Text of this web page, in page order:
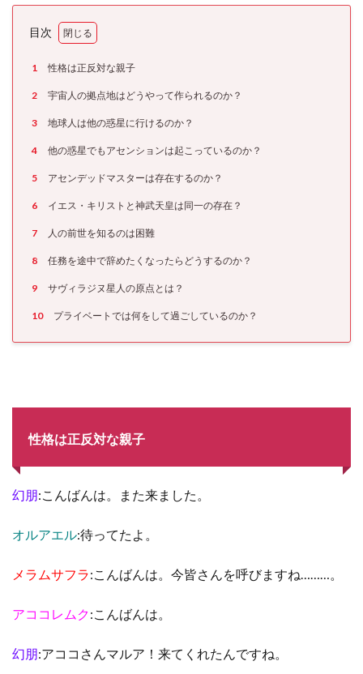
目次
1 性格は正反対な親子
2 宇宙人の拠点地はどうやって作られるのか？
3 地球人は他の惑星に行けるのか？
4 他の惑星でもアセンションは起こっているのか？
5 アセンデッドマスターは存在するのか？
6 イエス・キリストと神武天皇は同一の存在？
7 人の前世を知るのは困難
8 任務を途中で辞めたくなったらどうするのか？
9 サヴィラジヌ星人の原点とは？
10 プライベートでは何をして過ごしているのか？
性格は正反対な親子
幻朋:こんばんは。また来ました。
オルアエル:待ってたよ。
メラムサフラ:こんばんは。今皆さんを呼びますね………。
アココレムク:こんばんは。
幻朋:アココさんマルア！来てくれたんですね。